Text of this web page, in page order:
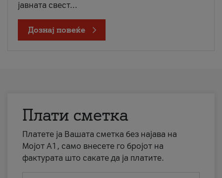
јавната свест...
Дознај повеќе
Плати сметка
Платете ја Вашата сметка без најава на
Мојот А1, само внесете го бројот на
фактурата што сакате да ја платите.